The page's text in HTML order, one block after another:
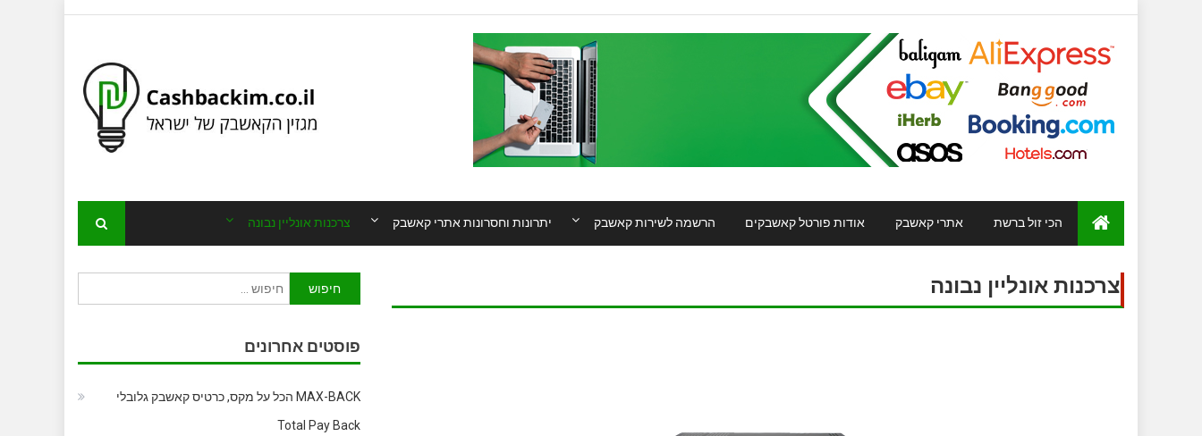
צרכנות אונליין נבונה יתרונות וחסרונות אתרי קאשבק הרשמה לשירות קאשבק אודות פורטל קאשבקים אתרי קאשבק הכי זול ברשת
צרכנות אונליין נבונה חיפוש:
פוסטים אחרונים
MAX-BACK הכל על מקס, כרטיס קאשבק גלובלי
Total Pay Back